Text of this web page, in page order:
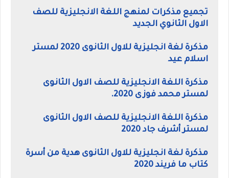
تجميع مذكرات لمنهج اللغة الانجليزية للصف
الاول الثانوي الجديد
مذكرة لغة انجليزية للاول الثانوى 2020 لمستر
اسلام عيد
مذكرة اللغة الانجليزية للصف الاول الثانوى
لمستر محمد فوزى 2020.
مذكرة اللغة الانجليزية للصف الاول الثانوى
لمستر أشرف جاد 2020
مذكرة لغة انجليزية للاول الثانوى هدية من أسرة
كتاب ما فريند 2020